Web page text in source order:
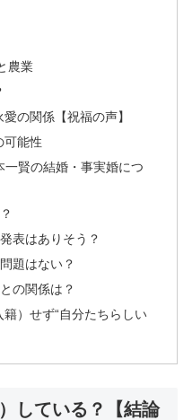
農業
の関係【祝福の声】
可能性
一賢の結婚・事実婚につ
表はありそう？
題はない？
の関係は？
）せず“自分たちらしい
している？【結論